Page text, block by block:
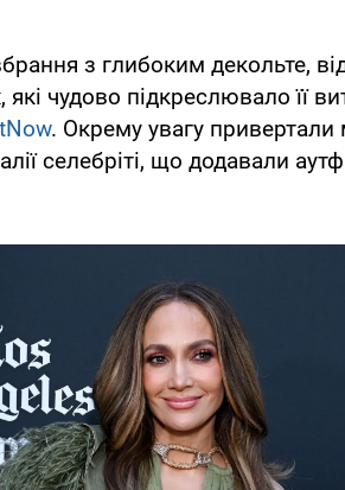
з глибоким декольте,
чудово підкреслювало її
. Окрему увагу привертали
селебріті, що додавали